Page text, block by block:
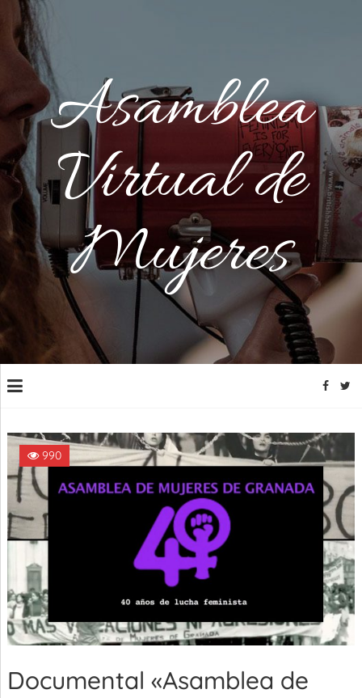
Asamblea
Virtual de
Mujeres
990
Documental «Asamblea de